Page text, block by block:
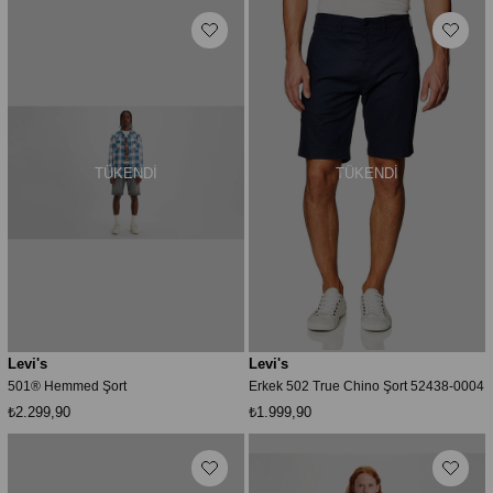
TÜKENDI
Levi's
501® Hemmed Şort
₺2.299,90
TÜKENDI
Levi's
Erkek 502 True Chino Şort 52438-0004
₺1.999,90